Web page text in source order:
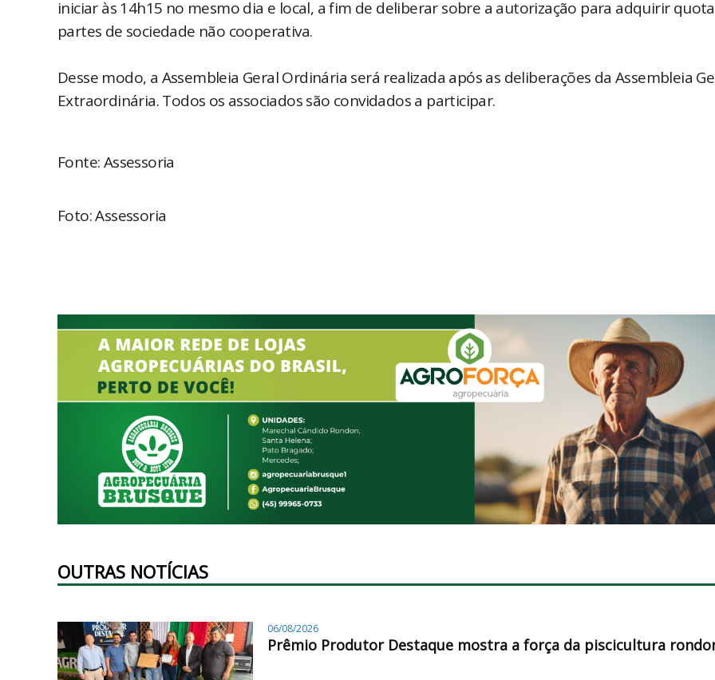
iniciar às 14h15 no mesmo dia e local, a fim de deliberar sobre a autorização para adquirir
partes de sociedade não cooperativa.
Desse modo, a Assembleia Geral Ordinária será realizada após as deliberações da Assembleia
Extraordinária. Todos os associados são convidados a participar.
Fonte: Assessoria
Foto: Assessoria
OUTRAS NOTÍCIAS
06/08/2026
Prêmio Produtor Destaque mostra a força da piscicultura